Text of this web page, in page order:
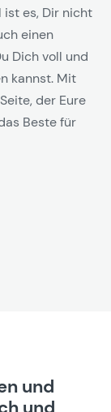
ist es, Dir nicht
einen
Dich voll und
kannst. Mit
der Eure
Beste für
und